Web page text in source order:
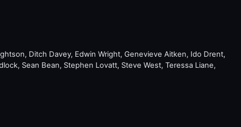
, Ditch Davey, Edwin Wright, Genevieve Aitken, Ido Drent,
, Sean Bean, Stephen Lovatt, Steve West, Teressa Liane,